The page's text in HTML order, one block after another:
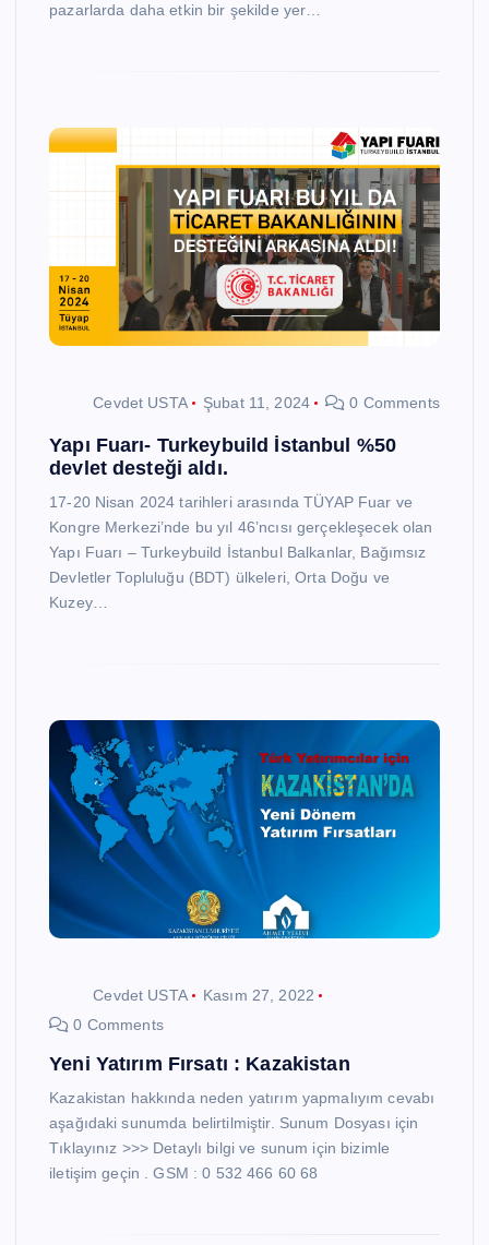
pazarlarda daha etkin bir şekilde yer…
Cevdet USTA Şubat 11, 2024 0 Comments
Yapı Fuarı- Turkeybuild İstanbul %50
devlet desteği aldı.
17-20 Nisan 2024 tarihleri arasında TÜYAP Fuar ve
Kongre Merkezi’nde bu yıl 46’ncısı gerçekleşecek olan
Yapı Fuarı – Turkeybuild İstanbul Balkanlar, Bağımsız
Devletler Topluluğu (BDT) ülkeleri, Orta Doğu ve
Kuzey…
Cevdet USTA
Kasım 27, 2022
0 Comments
Yeni Yatırım Fırsatı : Kazakistan
Kazakistan hakkında neden yatırım yapmalıyım cevabı
aşağıdaki sunumda belirtilmiştir. Sunum Dosyası için
Tıklayınız >>> Detaylı bilgi ve sunum için bizimle
iletişim geçin . GSM : 0 532 466 60 68